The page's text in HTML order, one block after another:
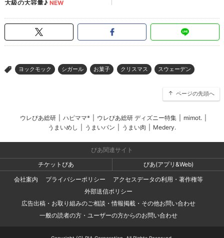
> ヨックモック シガール お菓子 クリスマス スウェーデン
ページの先頭へ
ウレぴあ総研 ハピママ* ウレぴあ総研 ディズニー特集 mimot.
うまいめし
うまいパン うまい肉 Medery.
ぴあ関連サイト
チケットぴあ
ぴあ(アプリ&Web)
会社案内
プライバシーポリシー
アクセスデータの利用・著作権等
外部送信ポリシー
広告出稿・お取り組みのご相談・情報掲載・その他お問い合わせ
一般の読者の方・ユーザーの方からのお問い合わせ